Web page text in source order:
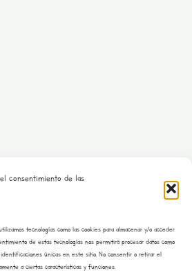
consentimiento de las
tecnologías como las cookies para almacenar y/o acceder
de estas tecnologías nos permitirá procesar datos como
únicas en este sitio. No consentir o retirar el
a ciertas características y funciones.
GENERATION EU